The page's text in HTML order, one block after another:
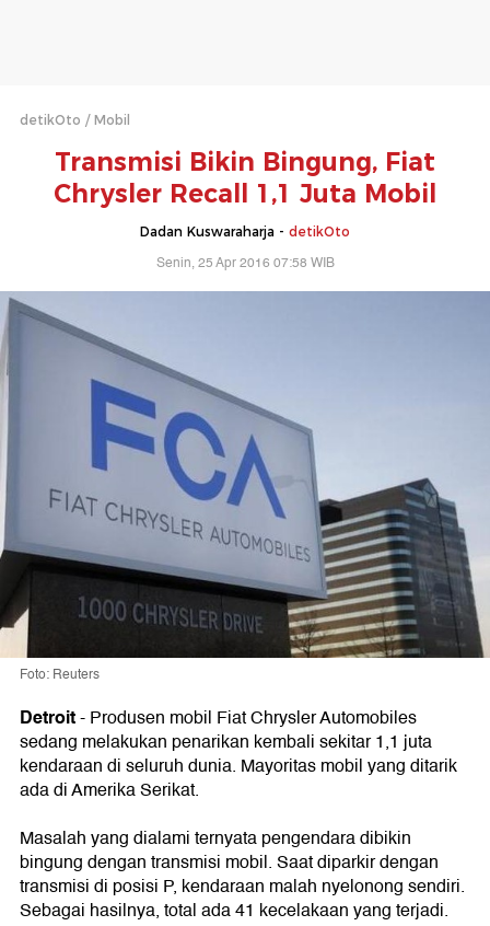
detikOto Mobil
Transmisi Bikin Bingung, Fiat
Chrysler Recall 1,1 Juta Mobil
Dadan Kuswaraharja - detikOto
Senin, 25 Apr 2016 07:58 WIB
Foto: Reuters
Detroit- Produsen mobil Fiat Chrysler Automobiles
sedang melakukan penarikan kembali sekitar 1,1 juta
kendaraan di seluruh dunia. Mayoritas mobil yang ditarik
ada di Amerika Serikat.
Masalah yang dialami ternyata pengendara dibikin
bingung dengan transmisi mobil. Saat diparkir dengan
transmisi di posisi P, kendaraan malah nyelonong sendiri.
Sebagai hasilnya, total ada 41 kecelakaan yang terjadi.